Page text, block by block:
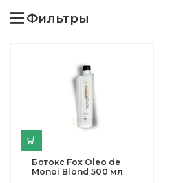
Фильтры
Ботокс Fox Oleo de
Monoi Blond 500 мл